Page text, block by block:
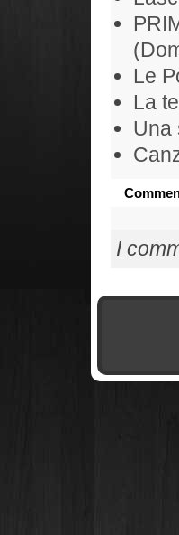
Le
La
Una
I